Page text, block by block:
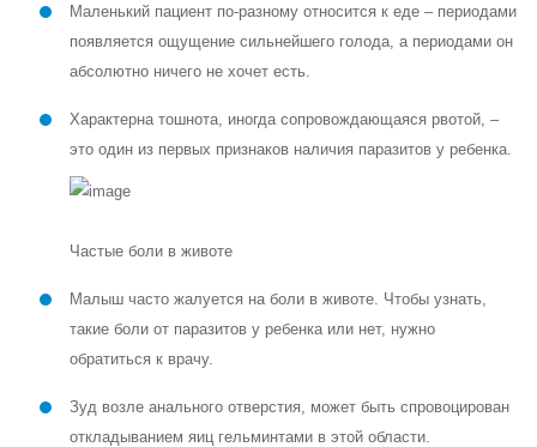
Маленький пациент по-разному относится к еде – периодами
появляется ощущение сильнейшего голода, а периодами он
абсолютно ничего не хочет есть.
Характерна тошнота, иногда сопровождающаяся рвотой, –
это один из первых признаков наличия паразитов у ребенка.
Частые боли в животе
Малыш часто жалуется на боли в животе. Чтобы узнать,
такие боли от паразитов у ребенка или нет, нужно
обратиться к врачу.
Зуд возле анального отверстия, может быть спровоцирован
откладыванием яиц гельминтами в этой области.